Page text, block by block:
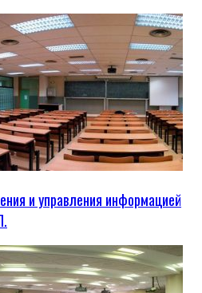
и управления информацией